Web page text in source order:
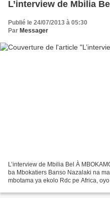
L’interview de Mbilia
Publié le 24/07/2013 à 05:30
Par Messager
L’interview de Mbilia Bel À
ba Mbokatiers Banso Nazalaki na
mbotama ya ekolo Rdc pe Africa,